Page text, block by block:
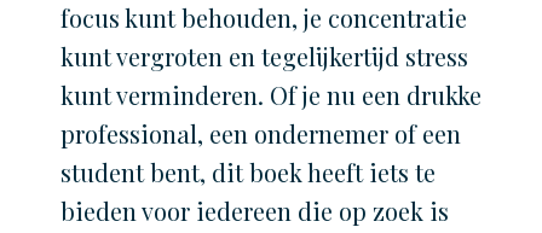
focus kunt behouden, je concentratie
kunt vergroten en tegelijkertijd stress
kunt verminderen. Of je nu een drukke
professional, een ondernemer of een
student bent, dit boek heeft iets te
bieden voor iedereen die op zoek is